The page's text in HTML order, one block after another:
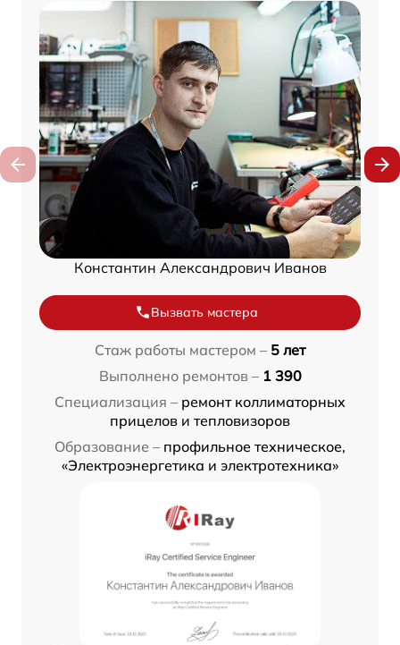
Константин Александрович Иванов
Вызвать мастера
Стаж работы мастером – 5 лет
Выполнено ремонтов – 1 390
Специализация – ремонт коллиматорных
прицелов и тепловизоров
Образование – профильное техническое,
«Электроэнергетика и электротехника»